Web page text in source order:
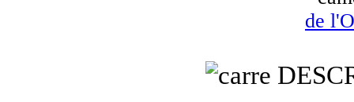
de